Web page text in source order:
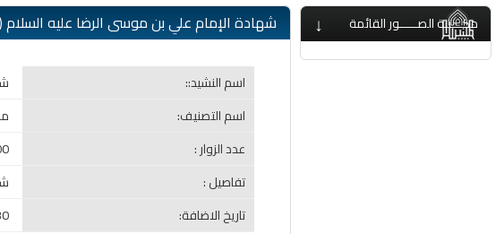
↓ مكـــتبة الصـــــور القائمة شهادة الإمام علي بن موسى الرضا عليه السلام
اسم النشيد::
اسم التصنيف:
عدد الزوار :
تفاصيل :
تاريخ الاضافة: